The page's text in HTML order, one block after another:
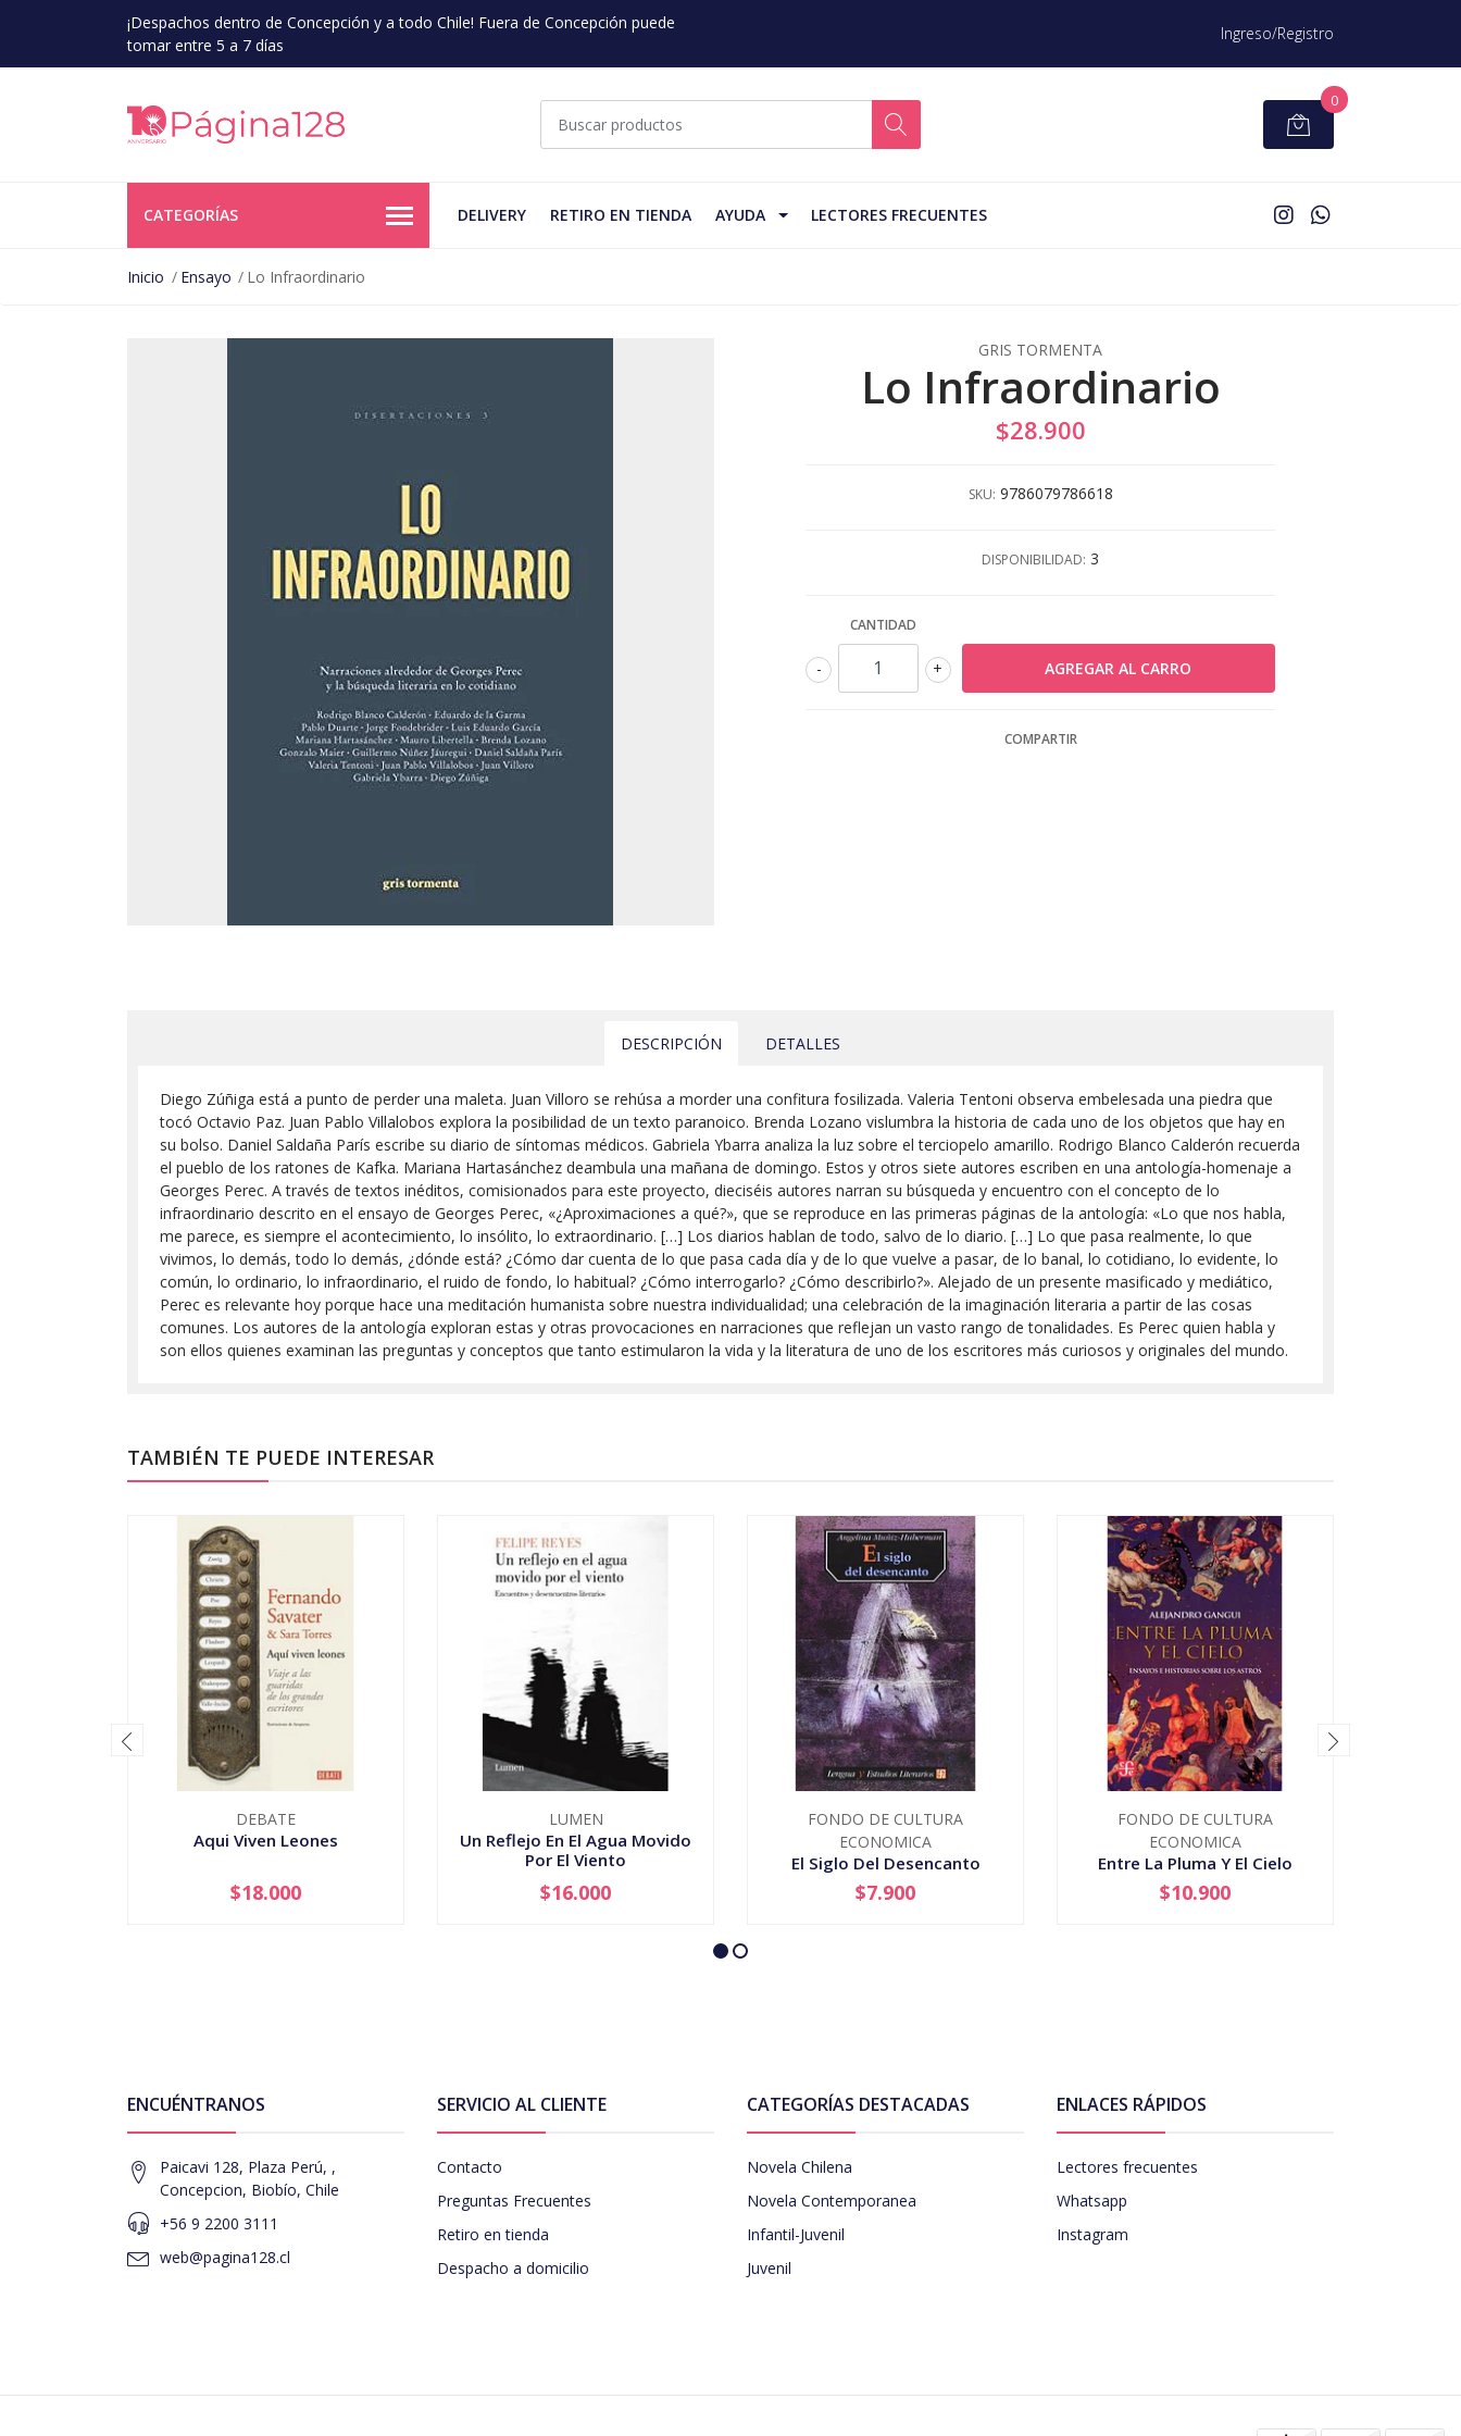
¡Despachos dentro de Concepción y a todo Chile! Fuera de Concepción puede
tomar entre 5 a 7 días
Ingreso/Registro
0
CATEGORÍAS DELIVERY RETIRO EN TIENDA AYUDA LECTORES FRECUENTES
Inicio Ensayo Lo Infraordinario
GRIS TORMENTA
Lo Infraordinario
$28.900
SKU: 9786079786618
DISPONIBILIDAD: 3
CANTIDAD
+
-
COMPARTIR
DESCRIPCIÓN DETALLES
Diego Zúñiga está a punto de perder una maleta. Juan Villoro se rehúsa a morder una confitura fosilizada. Valeria Tentoni observa embelesada una piedra que
tocó Octavio Paz. Juan Pablo Villalobos explora la posibilidad de un texto paranoico. Brenda Lozano vislumbra la historia de cada uno de los objetos que hay en
su bolso. Daniel Saldaña París escribe su diario de síntomas médicos. Gabriela Ybarra analiza la luz sobre el terciopelo amarillo. Rodrigo Blanco Calderón recuerda
el pueblo de los ratones de Kafka. Mariana Hartasánchez deambula una mañana de domingo. Estos y otros siete autores escriben en una antología-homenaje a
Georges Perec. A través de textos inéditos, comisionados para este proyecto, dieciséis autores narran su búsqueda y encuentro con el concepto de lo
infraordinario descrito en el ensayo de Georges Perec, «¿Aproximaciones a qué?», que se reproduce en las primeras páginas de la antología: «Lo que nos habla,
me parece, es siempre el acontecimiento, lo insólito, lo extraordinario. […] Los diarios hablan de todo, salvo de lo diario. […] Lo que pasa realmente, lo que
vivimos, lo demás, todo lo demás, ¿dónde está? ¿Cómo dar cuenta de lo que pasa cada día y de lo que vuelve a pasar, de lo banal, lo cotidiano, lo evidente, lo
común, lo ordinario, lo infraordinario, el ruido de fondo, lo habitual? ¿Cómo interrogarlo? ¿Cómo describirlo?». Alejado de un presente masificado y mediático,
Perec es relevante hoy porque hace una meditación humanista sobre nuestra individualidad; una celebración de la imaginación literaria a partir de las cosas
comunes. Los autores de la antología exploran estas y otras provocaciones en narraciones que reflejan un vasto rango de tonalidades. Es Perec quien habla y
son ellos quienes examinan las preguntas y conceptos que tanto estimularon la vida y la literatura de uno de los escritores más curiosos y originales del mundo.
TAMBIÉN TE PUEDE INTERESAR
DEBATE
Aqui Viven Leones
+
$18.000
LUMEN
Un Reflejo En El Agua Movido
Por El Viento
+
$16.000
FONDO DE CULTURA
ECONOMICA
El Siglo Del Desencanto
+
$7.900
FONDO DE CULTURA
ECONOMICA
Entre La Pluma Y El Cielo
+
$10.900
ENCUÉNTRANOS
Paicavi 128, Plaza Perú, ,
Concepcion, Biobío, Chile
+56 9 2200 3111
web@pagina128.cl
SERVICIO AL CLIENTE
Contacto
Preguntas Frecuentes
Retiro en tienda
Despacho a domicilio
CATEGORÍAS DESTACADAS
Novela Chilena
Novela Contemporanea
Infantil-Juvenil
Juvenil
ENLACES RÁPIDOS
Lectores frecuentes
Whatsapp
Instagram